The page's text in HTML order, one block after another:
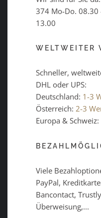
374 Mo-Do.
13.00
WELTWEITER
Schneller,
DHL oder UPS:
Deutschland: 1-3
Österreich: 2-3
Europa & Schweiz:
Viele
PayPal,
Bancontact,
Überweisung,...